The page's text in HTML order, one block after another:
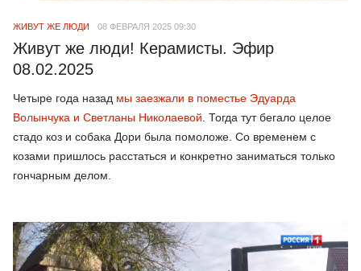
ЖИВУТ ЖЕ ЛЮДИ 08 ФЕВРАЛЯ 2025 09:30
Живут же люди! Керамисты. Эфир
08.02.2025
Четыре года назад мы заезжали в поместье Эдуарда
Волынчука и Светланы Николаевой. Тогда тут бегало целое
стадо коз и собака Дори была помоложе. Со временем с
козами пришлось расстаться и конкретно заниматься только
гончарным делом.